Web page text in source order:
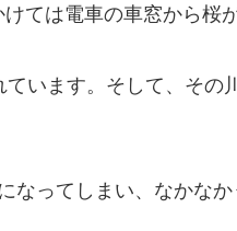
ては電車の車窓から桜
います。そして、その
ってしまい、なかなか